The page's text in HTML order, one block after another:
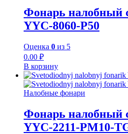
Фонарь налобный
YYC-8060-P50
Оценка 0 из 5
0.00 ₽
В корзину
Налобные фонари
Фонарь налобный
YYC-2211-PM10-